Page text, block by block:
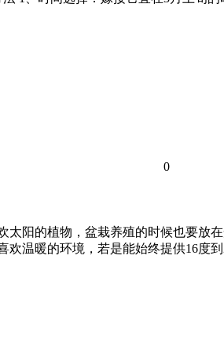
0
阳的植物，盆栽养殖的时候也要
温暖的环境，若是能始终提供16